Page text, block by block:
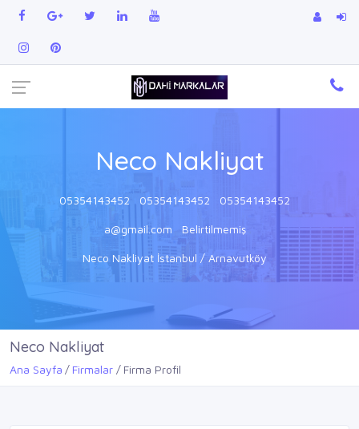
Neco Nakliyat
05354143452 05354143452 05354143452
a@gmail.com Belirtilmemiş
Neco Nakliyat İstanbul / Arnavutköy
Neco Nakliyat
Ana Sayfa Firmalar Firma Profil